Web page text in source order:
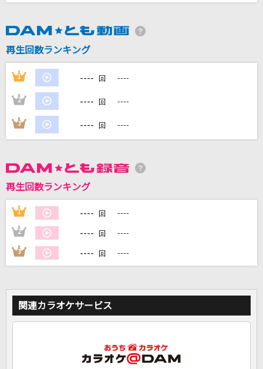
カンザキイオリ
カラオケ最新情報をチェック！
再生回数ランキング
1 ---- 回 ----
2 ---- 回 ----
3 ---- 回 ----
再生回数ランキング
1 ---- 回 ----
2 ---- 回 ----
3 ---- 回 ----
関連カラオケサービス